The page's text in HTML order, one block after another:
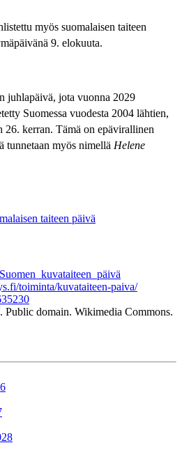
myös suomalaisen taiteen
9. elokuuta.
juhlapäivä, jota vuonna 2029
Suomessa vuodesta 2004 lähtien,
26. kerran. Tämä on epävirallinen
tunnetaan myös nimellä Helene
taiteen päivä
toiminta/kuvataiteen-paiva/
. Public domain. Wikimedia Commons.